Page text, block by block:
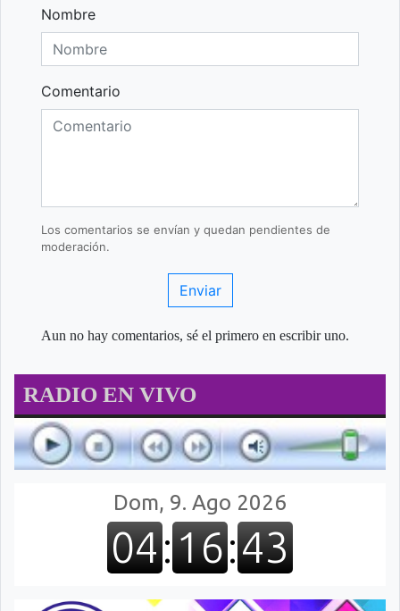
Nombre
Comentario
Los comentarios se envían y quedan pendientes de
moderación.
Enviar
Aun no hay comentarios, sé el primero en escribir uno.
RADIO EN VIVO